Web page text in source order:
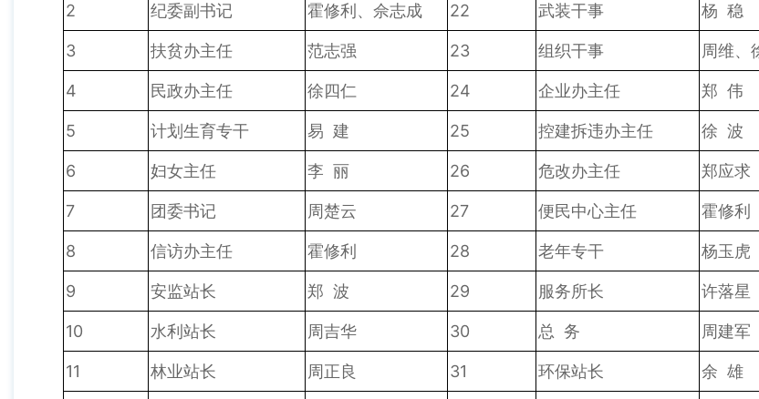
2 纪委副书记 霍修利、佘志成 22 武装干事 杨 稳
3 扶贫办主任 范志强 23 组织干事 周维、
4 民政办主任 徐四仁 24 企业办主任 郑 伟
5 计划生育专干 易 建 25 控建拆违办主任 徐 波
6 妇女主任 李 丽 26 危改办主任 郑应求
7 团委书记 周楚云 27 便民中心主任 霍修利
8 信访办主任 霍修利 28 老年专干 杨玉虎
9 安监站长 郑 波 29 服务所长 许落星
10 水利站长 周吉华 30 总 务 周建军
11 林业站长 周正良 31 环保站长 余 雄